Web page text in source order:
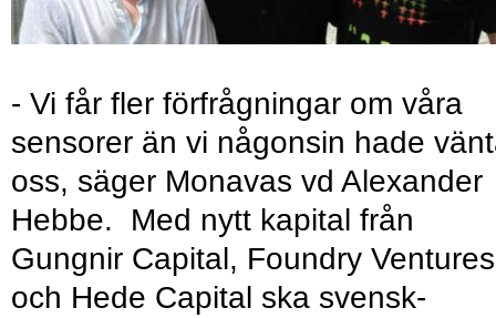
- Vi får fler förfrågningar om våra
sensorer än vi någonsin hade
oss, säger Monavas vd Alexander
Hebbe. Med nytt kapital från
Gungnir Capital, Foundry Ventures
och Hede Capital ska svensk-